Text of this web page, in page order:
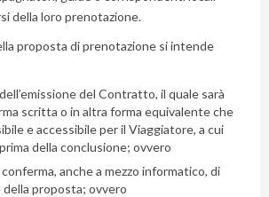
della loro prenotazione.
proposta di prenotazione si intende
del Contratto, il quale sarà
scritta o in altra forma equivalente che
e accessibile per il Viaggiatore, a cui
della conclusione; ovvero
anche a mezzo informatico, di
proposta; ovvero